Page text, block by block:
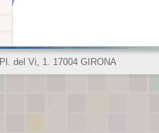
Pl. del Vi, 1. 17004 GIRONA